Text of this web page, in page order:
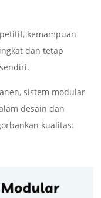
kemampuan
dan tetap
sistem modular
desain dan
kualitas.